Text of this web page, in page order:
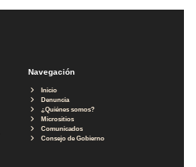
Navegación
Inicio
Denuncia
¿Quiénes somos?
Micrositios
Comunicados
Consejo de Gobierno